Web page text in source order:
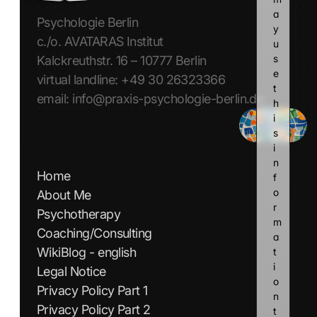
Psychologie Berlin
c./o. AVATARAS Institut
Kalckreuthstr. 16 – 10777 Berlin
virtual landline: +49 30 26323366
email: info@praxis-psychologie-berlin.de
Home
About Me
Psychotherapy
Coaching/Consulting
WikiBlog - english
Legal Notice
Privacy Policy Part 1
Privacy Policy Part 2
a
y
u
s
e
t
h
i
s
i
n
f
o
r
m
a
t
i
o
n
t